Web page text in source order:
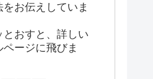
お伝えしていま
おすと、詳しい
ージに飛びま